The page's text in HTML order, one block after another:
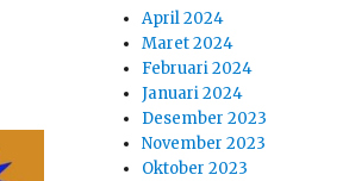
April 2024
Maret 2024
Februari 2024
Januari 2024
Desember 2023
November 2023
Oktober 2023